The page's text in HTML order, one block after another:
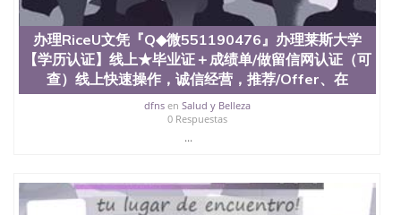
办理RiceU文凭『Q◆微551190476』办理莱斯大学
【学历认证】线上★毕业证＋成绩单/做留信网认证（可
查）线上快速操作，诚信经营，推荐/Offer、在
dfnsen Salud y Belleza
0 Respuestas
...